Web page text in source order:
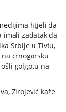
htjeli da
imali zadatak da
Srbije u Tivtu,
crnogorsku
golgotu na
Zirojević kaže